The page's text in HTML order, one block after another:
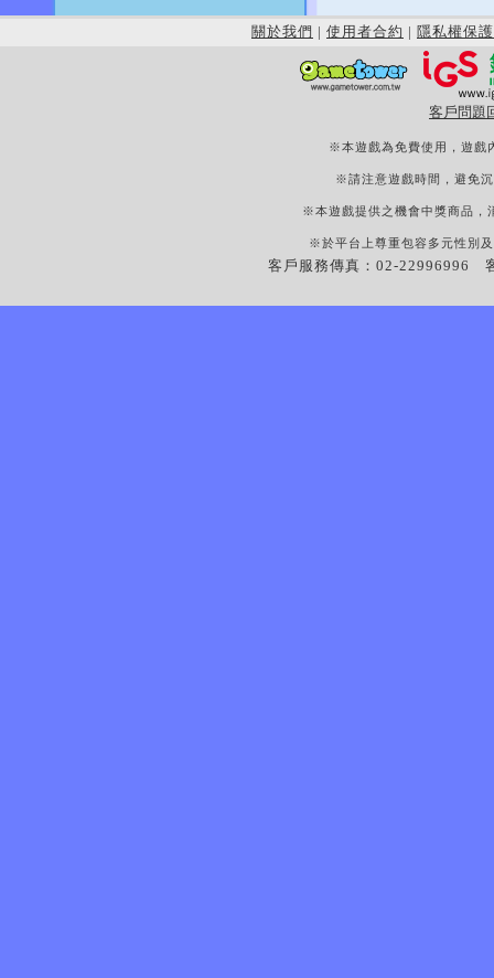
關於我們 | 使用者合約 | 隱私權保護
客戶問題
※本遊戲為免費使用，遊戲
※請注意遊戲時間，避免
※本遊戲提供之機會中獎商品，
※於平台上尊重包容多元性別
客戶服務傳真：02-22996996